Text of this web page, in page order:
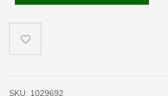
Mont.
Antiara–
SKU: 1029692